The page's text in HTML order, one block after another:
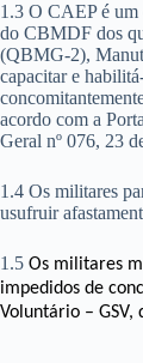
1.3 O CAEP é um
do CBMDF dos
(QBMG-2),
capacitar e
acordo com a
Geral nº 076, 23
1.4 Os militares
usufruir
1.5 Os militares
impedidos de
Voluntário – GSV,